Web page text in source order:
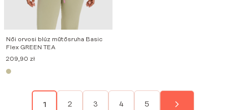
Női orvosi blúz műtősruha Basic
Flex GREEN TEA
209,90 zł
1 2 3 4 5